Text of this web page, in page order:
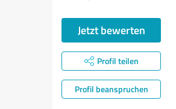
Jetzt bewerten
Profil teilen
Profil beanspruchen